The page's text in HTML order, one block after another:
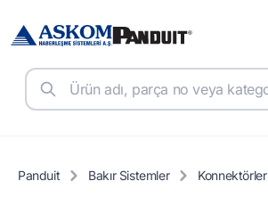
Panduit Bakır Sistemler Konnektörler